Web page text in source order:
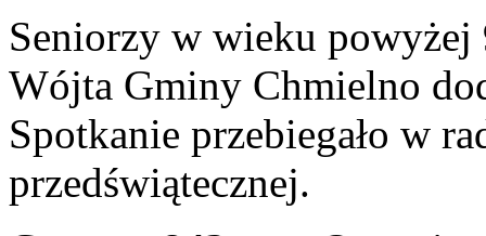
Seniorzy w wieku
Wójta Gminy Chmielno
Spotkanie przebiegało w
przedświątecznej.